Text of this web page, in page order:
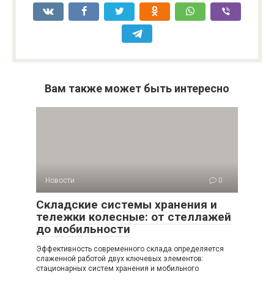
Вам также может быть интересно
Новости 0
Складские системы хранения и
тележки колесные: от стеллажей
до мобильности
Эффективность современного склада определяется
слаженной работой двух ключевых элементов:
стационарных систем хранения и мобильного